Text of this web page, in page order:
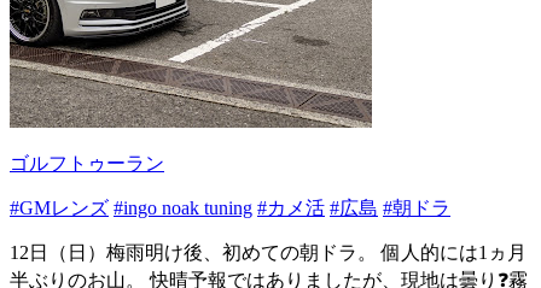
ゴルフトゥーラン
#GMレンズ #ingo noak tuning #カメ活 #広島 #朝ドラ
12日（日）梅雨明け後、初めての朝ドラ。 個人的には1ヵ月
半ぶりのお山。 快晴予報ではありましたが、現地は曇り❓️霧